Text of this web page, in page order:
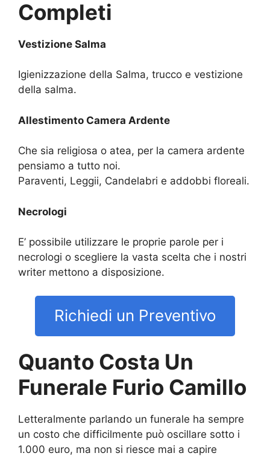
Completi
Vestizione Salma
Igienizzazione della Salma, trucco e vestizione
della salma.
Allestimento Camera Ardente
Che sia religiosa o atea, per la camera ardente
pensiamo a tutto noi.
Paraventi, Leggii, Candelabri e addobbi floreali.
Necrologi
E’ possibile utilizzare le proprie parole per i
necrologi o scegliere la vasta scelta che i nostri
writer mettono a disposizione.
Richiedi un Preventivo
Quanto Costa Un
Funerale Furio Camillo
Letteralmente parlando un funerale ha sempre
un costo che difficilmente può oscillare sotto i
1.000 euro, ma non si riesce mai a capire